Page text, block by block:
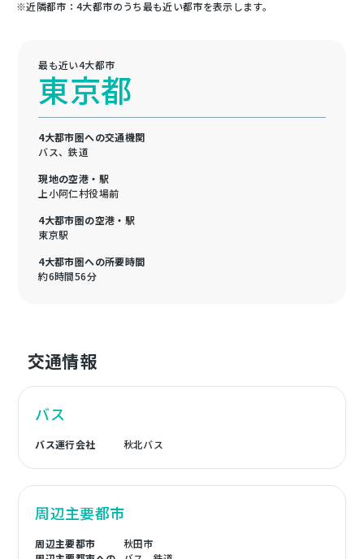
※近隣都市：4大都市のうち最も近い都市を表示します。
最も近い4大都市
東京都
4大都市圏への交通機関
バス、鉄道
現地の空港・駅
上小阿仁村役場前
4大都市圏の空港・駅
東京駅
4大都市圏への所要時間
約6時間56分
交通情報
バス
バス運行会社 秋北バス
周辺主要都市
周辺主要都市
秋田市